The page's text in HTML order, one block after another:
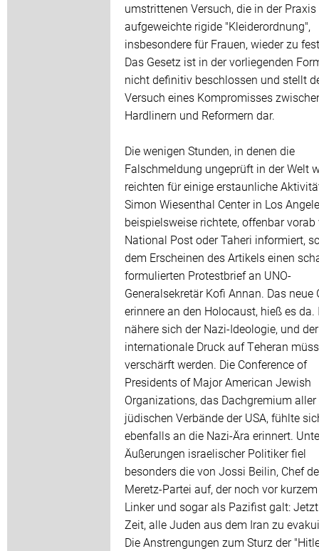
umstrittenen Versuch, die in der Praxis
aufgeweichte rigide "Kleiderordnung",
insbesondere für Frauen, wieder zu
Das Gesetz ist in der vorliegenden
nicht definitiv beschlossen und stellt
Versuch eines Kompromisses
Hardlinern und Reformern dar.
Die wenigen Stunden, in denen die
Falschmeldung ungeprüft in der Welt
reichten für einige erstaunliche
Simon Wiesenthal Center in Los
beispielsweise richtete, offenbar vorab
National Post oder Taheri informiert,
dem Erscheinen des Artikels einen
formulierten Protestbrief an UNO-
Generalsekretär Kofi Annan. Das neue
erinnere an den Holocaust, hieß es da.
nähere sich der Nazi-Ideologie, und der
internationale Druck auf Teheran
verschärft werden. Die Conference of
Presidents of Major American Jewish
Organizations, das Dachgremium
jüdischen Verbände der USA, fühlte
ebenfalls an die Nazi-Ära erinnert.
Äußerungen israelischer Politiker fiel
besonders die von Jossi Beilin, Chef
Meretz-Partei auf, der noch vor
Linker und sogar als Pazifist galt:
Zeit, alle Juden aus dem Iran zu
Die Anstrengungen zum Sturz der